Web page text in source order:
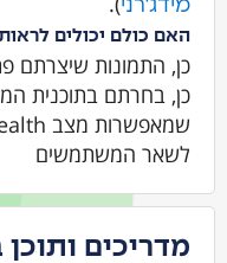
מידג'רני
האם כולם יכולים
כן, התמונות שיצרתם
כן, בחרתם בתוכנית
לשאר המשתמשים
מדריכים ותוכן